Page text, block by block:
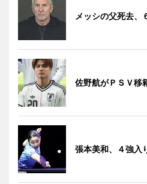
メッシの父死去、
佐野航がＰＳＶ
張本美和、４強入